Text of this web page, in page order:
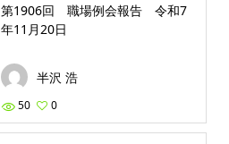
第1906回 職場例会報告 令和7
年11月20日
半沢 浩
50 0